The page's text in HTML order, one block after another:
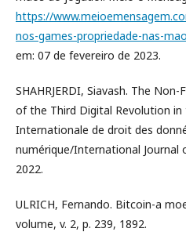
https://
nos-games-propriedade-nas-
em: 07 de fevereiro de 2023.
SHAHRJERDI, Siavash. The
of the Third Digital Revolution in
Internationale de droit des
numérique/International Journal
2022.
ULRICH, Fernando. Bitcoin-a
volume, v. 2, p. 239, 1892.